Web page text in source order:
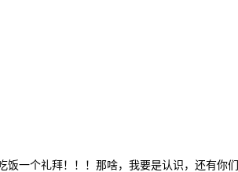
一个礼拜！！！那啥，我要是认识，还有你们